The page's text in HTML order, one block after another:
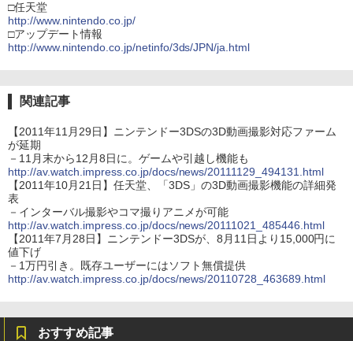
□任天堂
http://www.nintendo.co.jp/
□アップデート情報
http://www.nintendo.co.jp/netinfo/3ds/JPN/ja.html
関連記事
【2011年11月29日】ニンテンドー3DSの3D動画撮影対応ファーム
が延期
－11月末から12月8日に。ゲームや引越し機能も
http://av.watch.impress.co.jp/docs/news/20111129_494131.html
【2011年10月21日】任天堂、「3DS」の3D動画撮影機能の詳細発
表
－インターバル撮影やコマ撮りアニメが可能
http://av.watch.impress.co.jp/docs/news/20111021_485446.html
【2011年7月28日】ニンテンドー3DSが、8月11日より15,000円に
値下げ
－1万円引き。既存ユーザーにはソフト無償提供
http://av.watch.impress.co.jp/docs/news/20110728_463689.html
おすすめ記事